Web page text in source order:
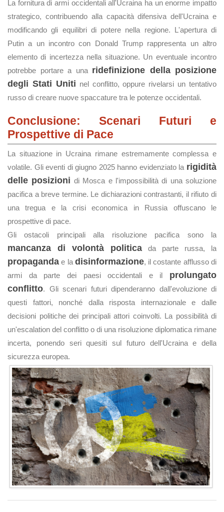
La fornitura di armi occidentali all'Ucraina ha un enorme impatto
strategico, contribuendo alla capacità difensiva dell'Ucraina e
modificando gli equilibri di potere nella regione. L'apertura di
Putin a un incontro con Donald Trump rappresenta un altro
elemento di incertezza nella situazione. Un eventuale incontro
potrebbe portare a una ridefinizione della posizione
degli Stati Uniti nel conflitto, oppure rivelarsi un tentativo
russo di creare nuove spaccature tra le potenze occidentali.
Conclusione: Scenari Futuri e
Prospettive di Pace
La situazione in Ucraina rimane estremamente complessa e
volatile. Gli eventi di giugno 2025 hanno evidenziato la rigidità
delle posizioni di Mosca e l'impossibilità di una soluzione
pacifica a breve termine. Le dichiarazioni contrastanti, il rifiuto di
una tregua e la crisi economica in Russia offuscano le
prospettive di pace.
Gli ostacoli principali alla risoluzione pacifica sono la
mancanza di volontà politica da parte russa, la
propaganda e la disinformazione, il costante afflusso di
armi da parte dei paesi occidentali e il prolungato
conflitto. Gli scenari futuri dipenderanno dall'evoluzione di
questi fattori, nonché dalla risposta internazionale e dalle
decisioni politiche dei principali attori coinvolti. La possibilità di
un'escalation del conflitto o di una risoluzione diplomatica rimane
incerta, ponendo seri quesiti sul futuro dell'Ucraina e della
sicurezza europea.